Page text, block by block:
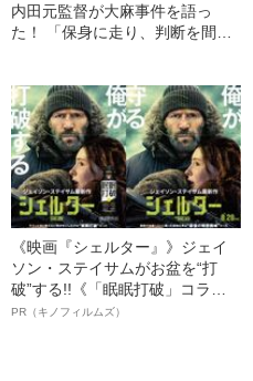
内田元監督が大麻事件を語っ
た！ 「保身に走り、判断を間違
については…
《映画『シェルター』》ジェイ
ソン・ステイサムがお盆を“打
破”する!!《「眠眠打破」コラ
ボ》
PR（キノフィルムズ）